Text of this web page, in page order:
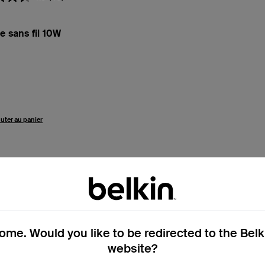
sans fil 10W
au panier
charge sans fil
Would you like to be redirected to the
website?